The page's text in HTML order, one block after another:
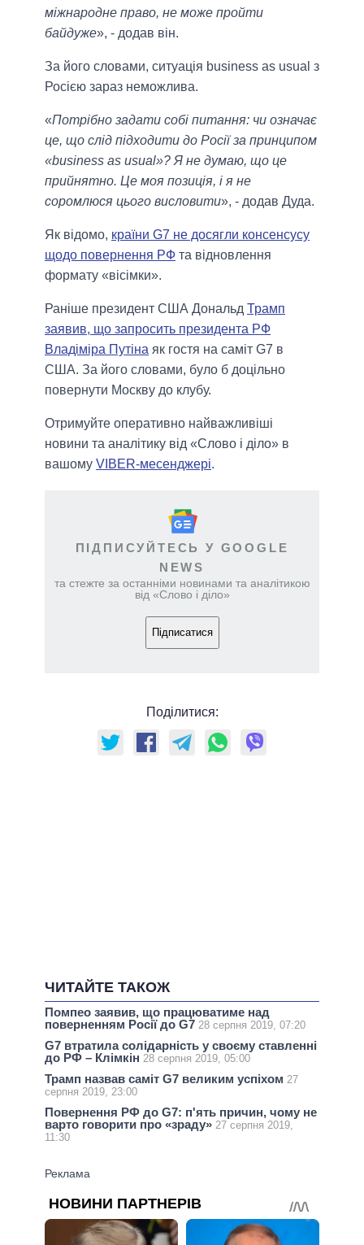
міжнародне право, не може пройти
байдуже», - додав він.
За його словами, ситуація business as usual з
Росією зараз неможлива.
«Потрібно задати собі питання: чи означає
це, що слід підходити до Росії за принципом
«business as usual»? Я не думаю, що це
прийнятно. Це моя позиція, і я не
соромлюся цього висловити», - додав Дуда.
Як відомо, країни G7 не досягли консенсусу
щодо повернення РФ та відновлення
формату «вісімки».
Раніше президент США Дональд Трамп
заявив, що запросить президента РФ
Владіміра Путіна як гостя на саміт G7 в
США. За його словами, було б доцільно
повернути Москву до клубу.
Отримуйте оперативно найважливіші
новини та аналітику від «Слово і діло» в
вашому VIBER-месенджері.
ПІДПИСУЙТЕСЬ У GOOGLE
NEWS
та стежте за останніми новинами та аналітикою
від «Слово і діло»
Підписатися
Поділитися:
ЧИТАЙТЕ ТАКОЖ
Помпео заявив, що працюватиме над
поверненням Росії до G7 28 серпня 2019, 07:20
G7 втратила солідарність у своєму ставленні
до РФ – Клімкін 28 серпня 2019, 05:00
Трамп назвав саміт G7 великим успіхом 27
серпня 2019, 23:00
Повернення РФ до G7: п'ять причин, чому не
варто говорити про «зраду» 27 серпня 2019,
11:30